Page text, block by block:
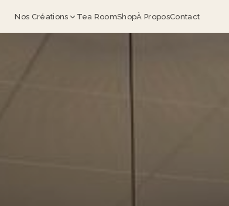
Nos Créations Tea RoomShopÀ ProposContact